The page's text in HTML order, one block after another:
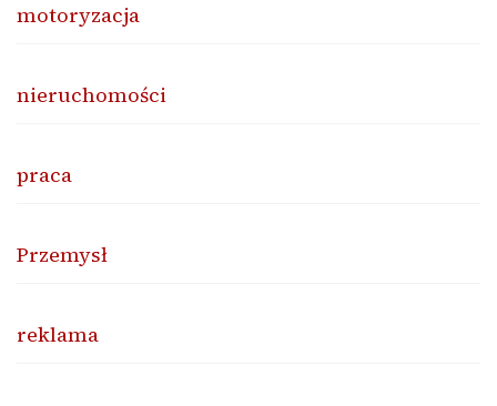
motoryzacja
nieruchomości
praca
Przemysł
reklama